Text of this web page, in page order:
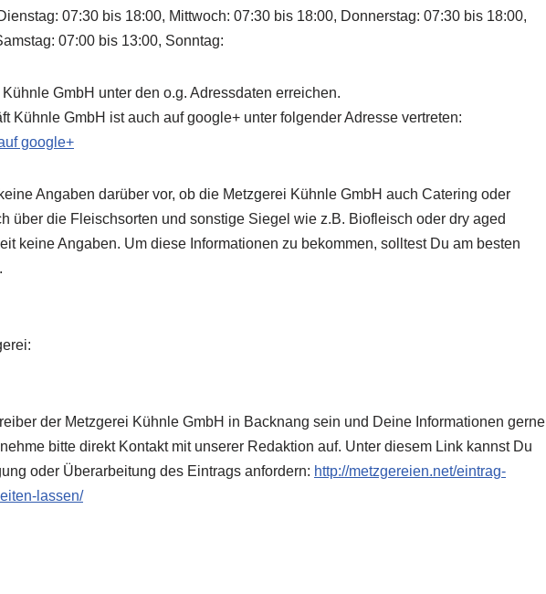
07:30 bis 18:00, Mittwoch: 07:30 bis 18:00, Donnerstag: 07:30 bis 18:00,
07:00 bis 13:00, Sonntag:
GmbH unter den o.g. Adressdaten erreichen.
Kühnle GmbH ist auch auf google+ unter folgender Adresse vertreten:
google+
Angaben darüber vor, ob die Metzgerei Kühnle GmbH auch Catering oder
über die Fleischsorten und sonstige Siegel wie z.B. Biofleisch oder dry aged
keine Angaben. Um diese Informationen zu bekommen, solltest Du am besten
der Metzgerei Kühnle GmbH in Backnang sein und Deine Informationen gerne
bitte direkt Kontakt mit unserer Redaktion auf. Unter diesem Link kannst Du
oder Überarbeitung des Eintrags anfordern: http://metzgereien.net/eintrag-
lassen/